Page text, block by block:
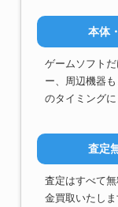
本体
ゲームソフト
ー、周辺機器
のタイミングに
査定
査定はすべて
金買取いたし